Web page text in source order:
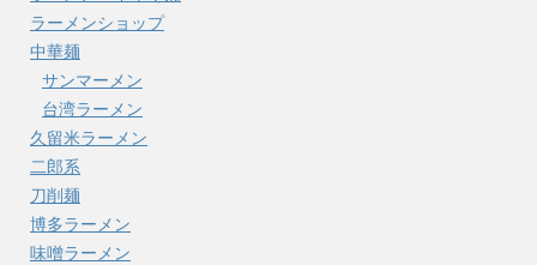
ラーメンショップ
中華麺
サンマーメン
台湾ラーメン
久留米ラーメン
二郎系
刀削麺
博多ラーメン
味噌ラーメン